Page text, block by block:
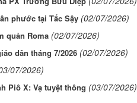
phước tại Tắc Sậy (02/07/2026)
quản Roma (02/07/2026)
dân tháng 7/2026 (02/07/2026)
07/2026)
Piô X: Vạ tuyệt thông (03/07/2026)